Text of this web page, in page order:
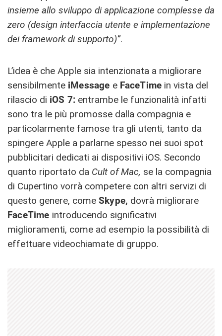
insieme allo sviluppo di applicazione complesse da
zero (design interfaccia utente e implementazione
dei framework di supporto)”.
L’idea è che Apple sia intenzionata a migliorare
sensibilmente iMessage e FaceTime in vista del
rilascio di iOS 7: entrambe le funzionalità infatti
sono tra le più promosse dalla compagnia e
particolarmente famose tra gli utenti, tanto da
spingere Apple a parlarne spesso nei suoi spot
pubblicitari dedicati ai dispositivi iOS. Secondo
quanto riportato da Cult of Mac, se la compagnia
di Cupertino vorrà competere con altri servizi di
questo genere, come Skype, dovrà migliorare
FaceTime introducendo significativi
miglioramenti, come ad esempio la possibilità di
effettuare videochiamate di gruppo.